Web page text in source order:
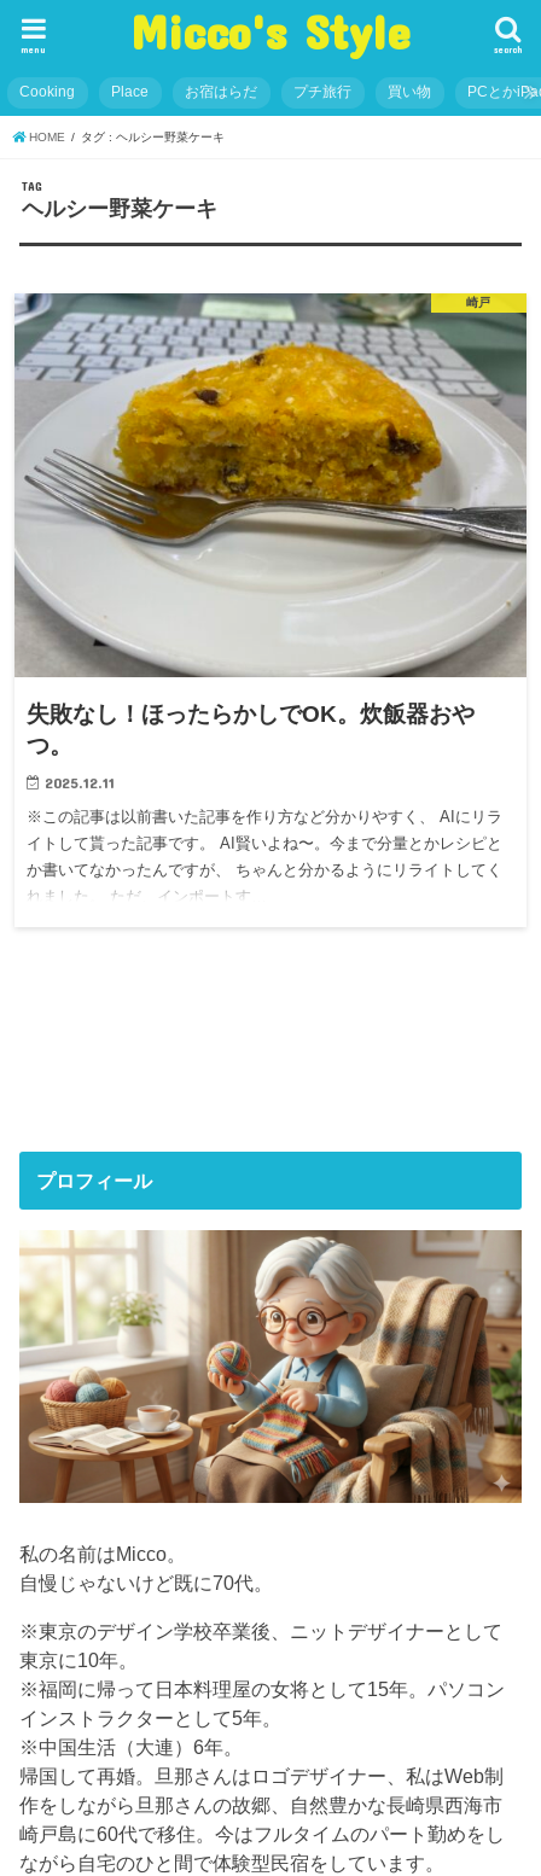
Micco's Style search
menu
Cooking Place お宿はらだ プチ旅行 買い物 PCとか
HOME タグ : ヘルシー野菜ケーキ
TAG
ヘルシー野菜ケーキ
崎戸
失敗なし！ほったらかしでOK。炊飯器おや
つ。
2025.12.11
※この記事は以前書いた記事を作り方など分かりやすく、 AIにリラ
イトして貰った記事です。 AI賢いよね〜。今まで分量とかレシピと
か書いてなかったんですが、 ちゃんと分かるようにリライトしてく
れました。 ただ、インポートす…
プロフィール
私の名前はMicco。
自慢じゃないけど既に70代。
※東京のデザイン学校卒業後、ニットデザイナーとして
東京に10年。
※福岡に帰って日本料理屋の女将として15年。パソコン
インストラクターとして5年。
※中国生活（大連）6年。
帰国して再婚。旦那さんはロゴデザイナー、私はWeb制
作をしながら旦那さんの故郷、自然豊かな長崎県西海市
崎戸島に60代で移住。今はフルタイムのパート勤めをし
ながら自宅のひと間で体験型民宿をしています。